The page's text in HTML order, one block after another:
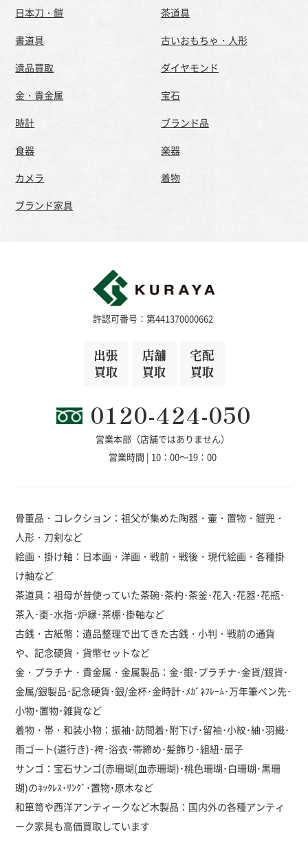
日本刀・鎧
茶道具
書道具
古いおもちゃ・人形
遺品買取
ダイヤモンド
金・貴金属
宝石
時計
ブランド品
食器
楽器
カメラ
着物
ブランド家具
許認可番号：第441370000662
出張
買取
店舗
買取
宅配
買取
0120-424-050
営業本部（店舗ではありません）
営業時間 | 10：00～19：00
骨董品・コレクション：祖父が集めた陶器・壷・置物・鎧兜・
人形・刀剣など
絵画・掛け軸：日本画・洋画・戦前・戦後・現代絵画・各種掛
け軸など
茶道具：祖母が昔使っていた茶碗･茶杓･茶釜･花入･花器･花瓶･
茶入･棗･水指･炉縁･茶棚･掛軸など
古銭・古紙幣：遺品整理で出てきた古銭・小判・戦前の通貨
や、記念硬貨・貨幣セットなど
金・プラチナ・貴金属・金属製品：金･銀･プラチナ･金貨/銀貨･
金属/銀製品･記念硬貨･銀/金杯･金時計･ﾒｶﾞﾈﾌﾚｰﾑ･万年筆ペン先･
小物･置物･雑貨など
着物・帯・和装小物：振袖･訪問着･附下げ･留袖･小紋･紬･羽織･
雨ゴート(道行き)･袴･浴衣･帯締め･髪飾り･組紐･扇子
サンゴ：宝石サンゴ(赤珊瑚(血赤珊瑚)･桃色珊瑚･白珊瑚･黒珊
瑚)のﾈｯｸﾚｽ･ﾘﾝｸﾞ･置物･原木など
和箪笥や西洋アンティークなど木製品：国内外の各種アンティ
ーク家具も高価買取しています